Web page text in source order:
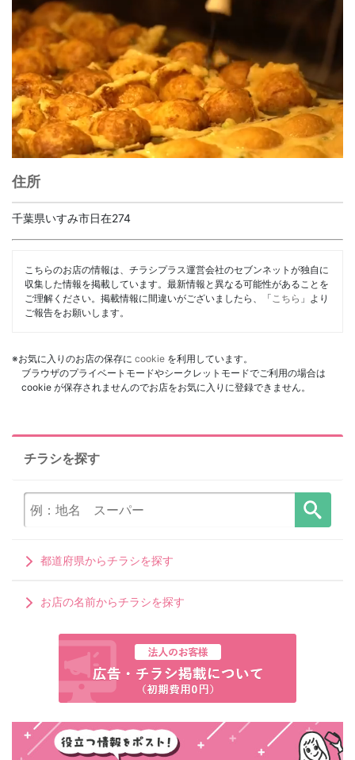
住所
千葉県いすみ市日在274
こちらのお店の情報は、チラシプラス運営会社のセブンネットが独自に
収集した情報を掲載しています。最新情報と異なる可能性があることを
ご理解ください。掲載情報に間違いがございましたら、「 こちら 」より
ご報告をお願いします。
※お気に入りのお店の保存に cookie を利用しています。
ブラウザのプライベートモードやシークレットモードでご利用の場合は
cookie が保存されませんのでお店をお気に入りに登録できません。
チラシを探す
都道府県からチラシを探す
お店の名前からチラシを探す